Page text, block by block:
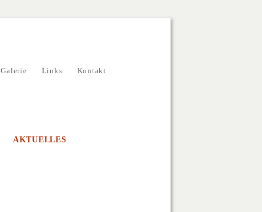
Galerie Links Kontakt
AKTUELLES